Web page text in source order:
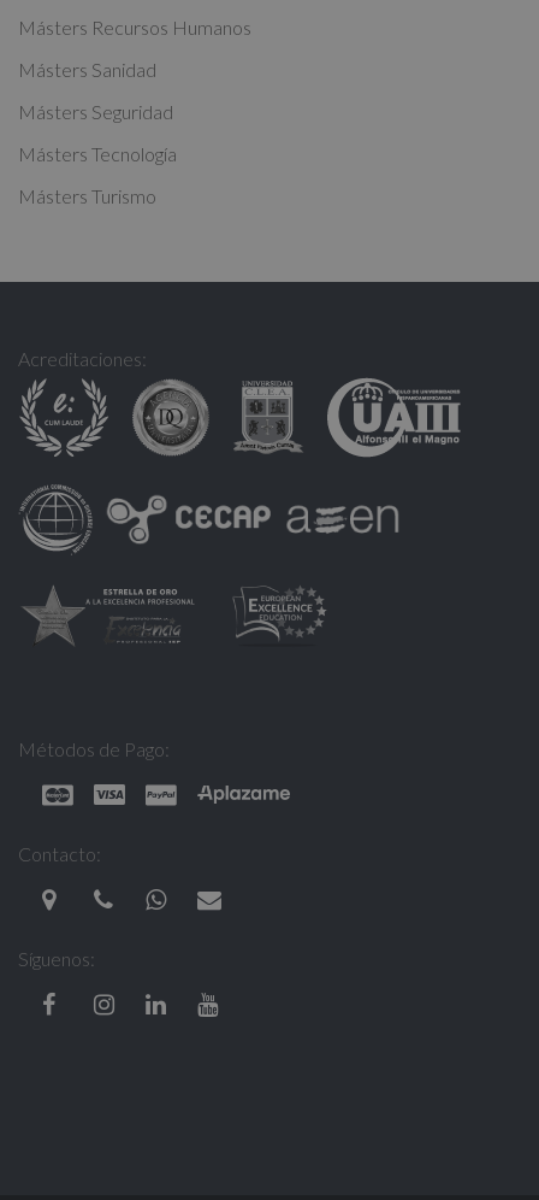
:Másters Recursos Humanos
Másters Sanidad
Másters Seguridad
Másters Tecnología
Másters Turismo
Acreditaciones:
Métodos de Pago:
Contacto:
Síguenos: